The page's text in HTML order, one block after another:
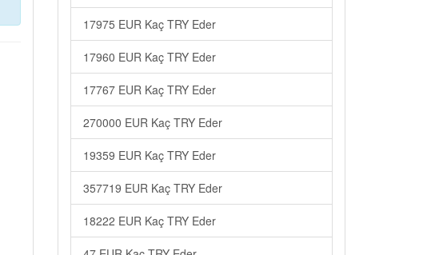
17975 EUR Kaç TRY Eder
17960 EUR Kaç TRY Eder
17767 EUR Kaç TRY Eder
270000 EUR Kaç TRY Eder
19359 EUR Kaç TRY Eder
357719 EUR Kaç TRY Eder
18222 EUR Kaç TRY Eder